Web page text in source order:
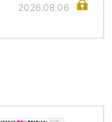
2026.08.06